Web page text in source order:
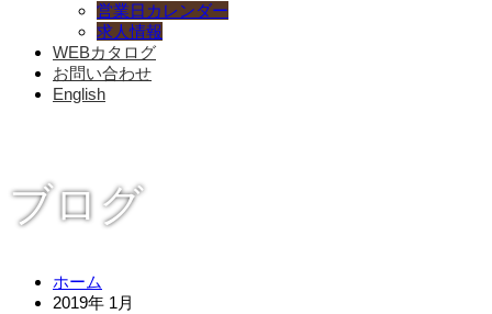
営業日カレンダー
求人情報
WEBカタログ
お問い合わせ
English
ブログ
ホーム
2019年 1月